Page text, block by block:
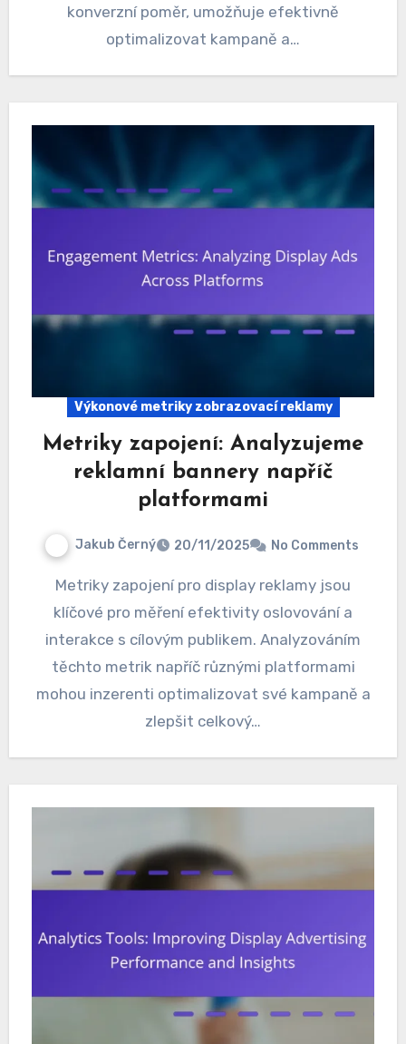
konverzní poměr, umožňuje efektivně
optimalizovat kampaně a…
Výkonové metriky zobrazovací reklamy
Metriky zapojení: Analyzujeme
reklamní bannery napříč
platformami
Jakub Černý 20/11/2025 No Comments
Metriky zapojení pro display reklamy jsou
klíčové pro měření efektivity oslovování a
interakce s cílovým publikem. Analyzováním
těchto metrik napříč různými platformami
mohou inzerenti optimalizovat své kampaně a
zlepšit celkový…